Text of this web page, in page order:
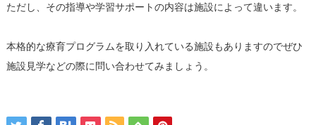
ただし、その指導や学習サポートの内容は施設によって違います。
本格的な療育プログラムを取り入れている施設もありますのでぜひ
施設見学などの際に問い合わせてみましょう。